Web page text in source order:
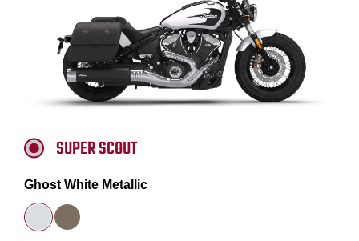
SUPER SCOUT
Ghost White Metallic